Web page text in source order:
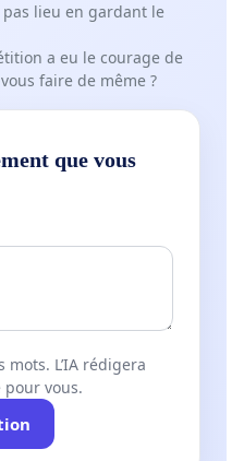
lieu en gardant le
a eu le courage de
faire de même ?
que vous
mots. L’IA rédigera
vous.